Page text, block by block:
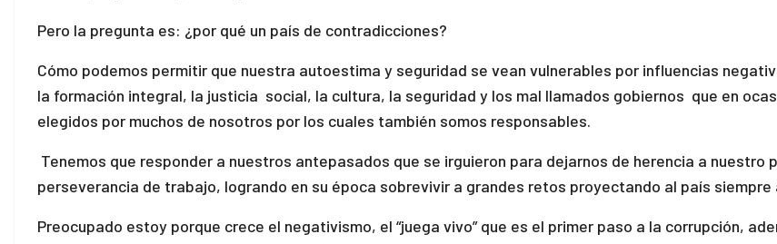
Pero la pregunta es: ¿por qué un país de contradicciones?
Cómo podemos permitir que nuestra autoestima y seguridad se vean vulnerables por influencias
la formación integral, la justicia social, la cultura, la seguridad y los mal llamados gobiernos que en
elegidos por muchos de nosotros por los cuales también somos responsables.
Tenemos que responder a nuestros antepasados que se irguieron para dejarnos de herencia a
perseverancia de trabajo, logrando en su época sobrevivir a grandes retos proyectando al país siempre
Preocupado estoy porque crece el negativismo, el “juega vivo” que es el primer paso a la corrupción,